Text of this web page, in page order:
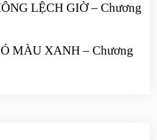
LỆCH GIỜ – Chương
MÀU XANH – Chương